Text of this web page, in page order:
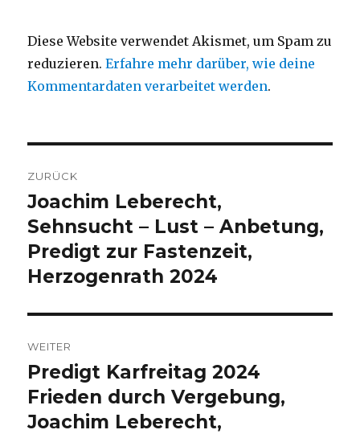
Diese Website verwendet Akismet, um Spam zu
reduzieren.Erfahre mehr darüber, wie deine
Kommentardaten verarbeitet werden.
ZURÜCK
Vorheriger
Beitrag:
Joachim Leberecht,
Sehnsucht – Lust – Anbetung,
Predigt zur Fastenzeit,
Herzogenrath 2024
WEITER
Nächster
Beitrag:
Predigt Karfreitag 2024
Frieden durch Vergebung,
Joachim Leberecht,